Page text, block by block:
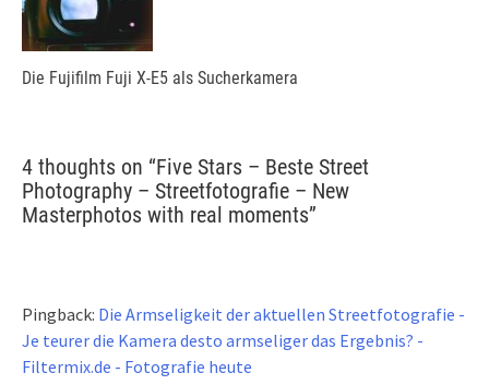
Die Fujifilm Fuji X-E5 als Sucherkamera
4 thoughts on “Five Stars – Beste Street
Photography – Streetfotografie – New
Masterphotos with real moments”
Pingback: Die Armseligkeit der aktuellen Streetfotografie -
Je teurer die Kamera desto armseliger das Ergebnis? -
Filtermix.de - Fotografie heute